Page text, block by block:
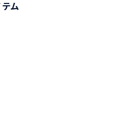
ム